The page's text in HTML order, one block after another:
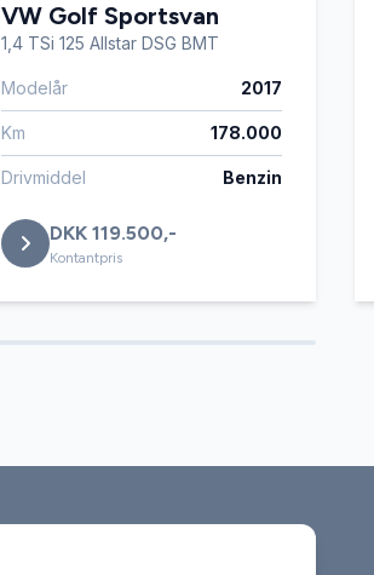
VW Golf Sportsvan
1,4 TSi 125 Allstar DSG BMT
Modelår 2017
Km 178.000
Drivmiddel Benzin
DKK 119.500,-
Kontantpris